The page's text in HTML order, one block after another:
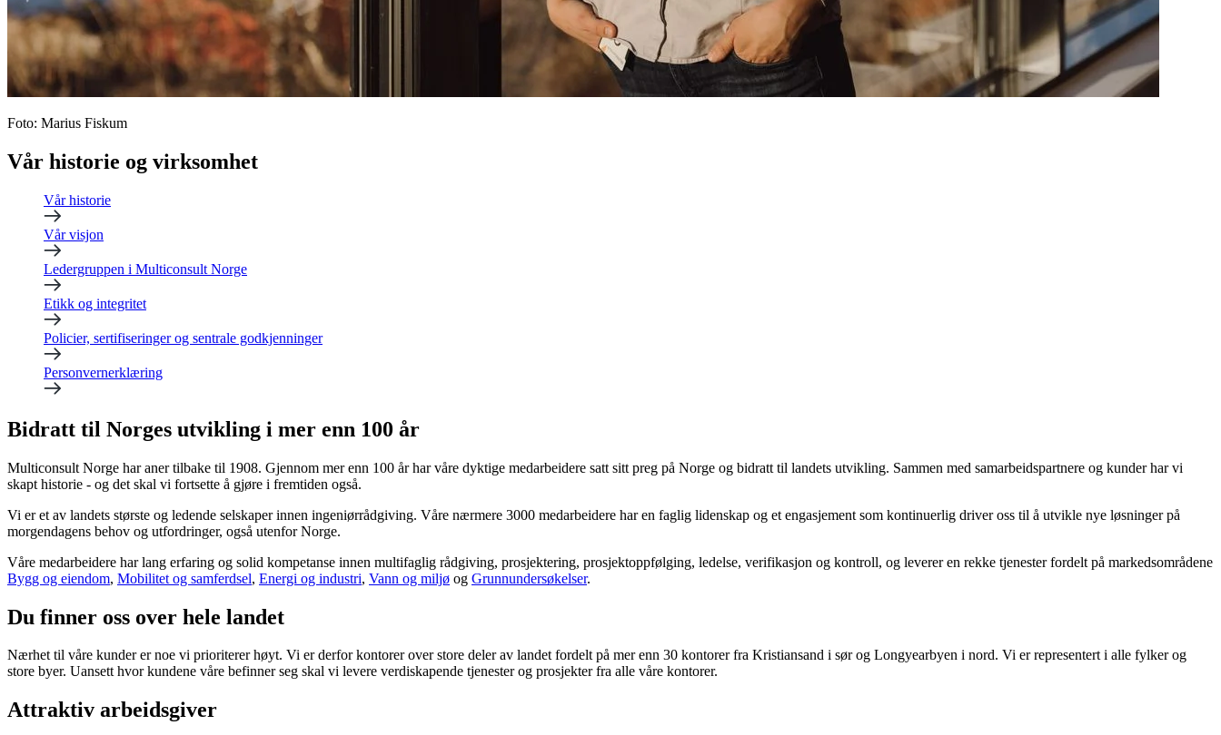
Foto: Marius Fiskum
Vår historie og virksomhet
Vår historie
Vår visjon
Ledergruppen i Multiconsult Norge
Etikk og integritet
Policier, sertifiseringer og sentrale godkjenninger
Personvernerklæring
Bidratt til Norges utvikling i mer enn 100 år
Multiconsult Norge har aner tilbake til 1908. Gjennom mer enn 100 år har våre dyktige medarbeidere satt sitt preg på Norge og bidratt til landets utvikling. Sammen med samarbeidspartnere og kunder har vi
skapt historie - og det skal vi fortsette å gjøre i fremtiden også.
Vi er et av landets største og ledende selskaper innen ingeniørrådgiving. Våre nærmere 3000 medarbeidere har en faglig lidenskap og et engasjement som kontinuerlig driver oss til å utvikle nye løsninger på
morgendagens behov og utfordringer, også utenfor Norge.
Våre medarbeidere har lang erfaring og solid kompetanse innen multifaglig rådgiving, prosjektering, prosjektoppfølging, ledelse, verifikasjon og kontroll, og leverer en rekke tjenester fordelt på markedsområdene
Bygg og eiendom, Mobilitet og samferdsel, Energi og industri, Vann og miljø og Grunnundersøkelser.
Du finner oss over hele landet
Nærhet til våre kunder er noe vi prioriterer høyt. Vi er derfor kontorer over store deler av landet fordelt på mer enn 30 kontorer fra Kristiansand i sør og Longyearbyen i nord. Vi er representert i alle fylker og
store byer. Uansett hvor kundene våre befinner seg skal vi levere verdiskapende tjenester og prosjekter fra alle våre kontorer.
Attraktiv arbeidsgiver